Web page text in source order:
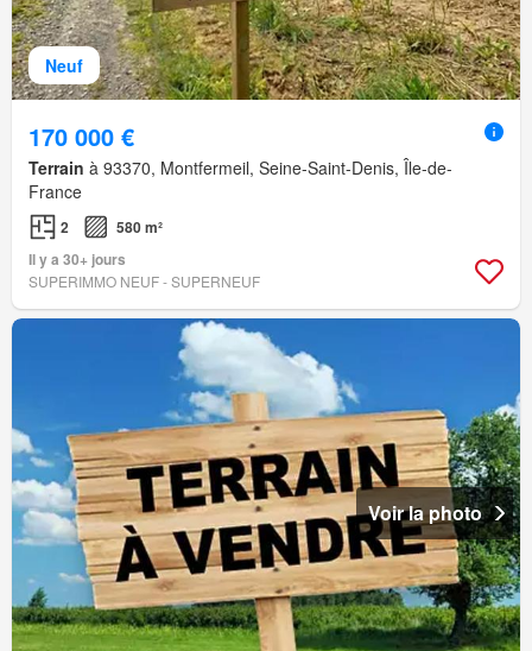
Neuf
170 000 €
Terrain à 93370, Montfermeil, Seine-Saint-Denis, Île-de-
France
2
580 m²
Il y a 30+ jours
SUPERIMMO NEUF - SUPERNEUF
Voir la photo